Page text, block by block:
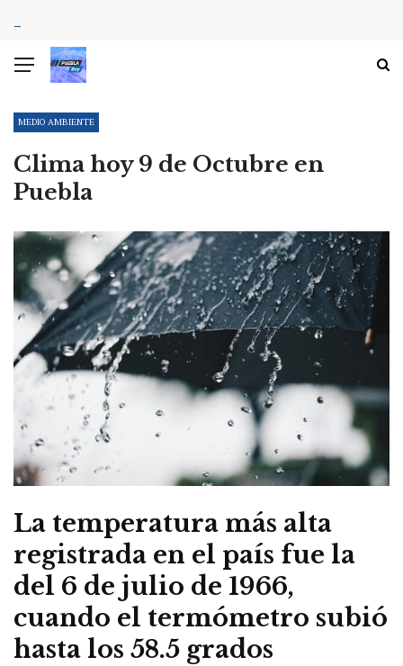
MEDIO AMBIENTE
Clima hoy 9 de Octubre en
Puebla
La temperatura más alta
registrada en el país fue la
del 6 de julio de 1966,
cuando el termómetro subió
hasta los 58.5 grados